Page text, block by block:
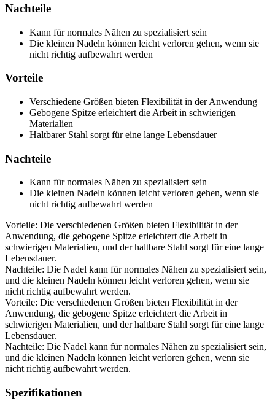
Nachteile
Kann für normales Nähen zu spezialisiert sein
Die kleinen Nadeln können leicht verloren gehen, wenn sie
nicht richtig aufbewahrt werden
Vorteile
Verschiedene Größen bieten Flexibilität in der Anwendung
Gebogene Spitze erleichtert die Arbeit in schwierigen
Materialien
Haltbarer Stahl sorgt für eine lange Lebensdauer
Nachteile
Kann für normales Nähen zu spezialisiert sein
Die kleinen Nadeln können leicht verloren gehen, wenn sie
nicht richtig aufbewahrt werden
Vorteile: Die verschiedenen Größen bieten Flexibilität in der
Anwendung, die gebogene Spitze erleichtert die Arbeit in
schwierigen Materialien, und der haltbare Stahl sorgt für eine lange
Lebensdauer.
Nachteile: Die Nadel kann für normales Nähen zu spezialisiert sein,
und die kleinen Nadeln können leicht verloren gehen, wenn sie
nicht richtig aufbewahrt werden.
Vorteile: Die verschiedenen Größen bieten Flexibilität in der
Anwendung, die gebogene Spitze erleichtert die Arbeit in
schwierigen Materialien, und der haltbare Stahl sorgt für eine lange
Lebensdauer.
Nachteile: Die Nadel kann für normales Nähen zu spezialisiert sein,
und die kleinen Nadeln können leicht verloren gehen, wenn sie
nicht richtig aufbewahrt werden.
Spezifikationen